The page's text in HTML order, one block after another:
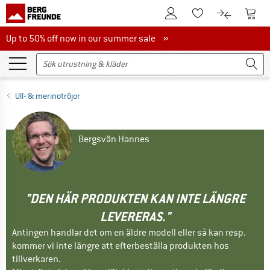
Till kundkontotTill minneslistan.
Till Till
Up to 50% off now in our summer sale
Up to 50% off now in our summer sale »
Ull- & merinotröjor
Bergsvän Hannes
"DEN HÄR PRODUKTEN KAN INTE LÄNGRE
LEVERERAS."
Antingen handlar det om en äldre modell eller så kan resp.
kommer vi inte längre att efterbeställa produkten hos
tillverkaren.